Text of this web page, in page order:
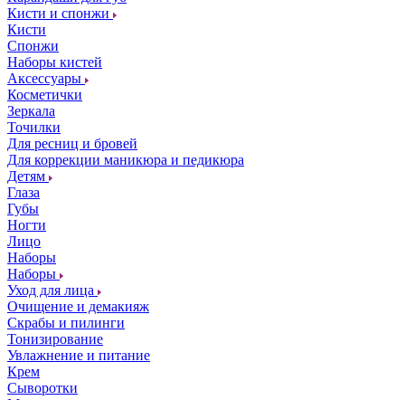
Кисти и спонжи
Кисти
Спонжи
Наборы кистей
Аксессуары
Косметички
Зеркала
Точилки
Для ресниц и бровей
Для коррекции маникюра и педикюра
Детям
Глаза
Губы
Ногти
Лицо
Наборы
Наборы
Уход для лица
Очищение и демакияж
Скрабы и пилинги
Тонизирование
Увлажнение и питание
Крем
Сыворотки